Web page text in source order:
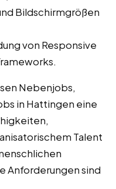
Bildschirmgrößen
von Responsive
Nebenjobs,
in Hattingen eine
Talent
Anforderungen sind